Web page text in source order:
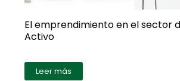
El emprendimiento en el sector
Activo
Leer más